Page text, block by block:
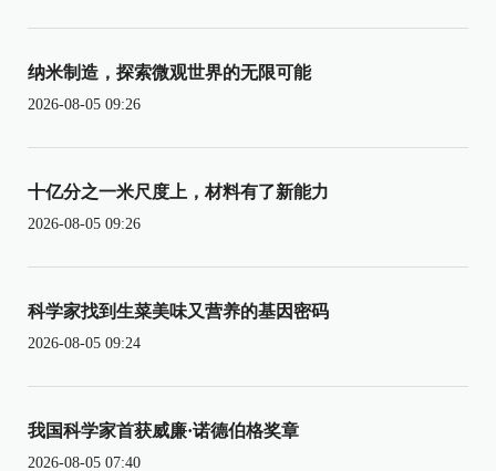
纳米制造，探索微观世界的无限可能
2026-08-05 09:26
十亿分之一米尺度上，材料有了新能力
2026-08-05 09:26
科学家找到生菜美味又营养的基因密码
2026-08-05 09:24
我国科学家首获威廉·诺德伯格奖章
2026-08-05 07:40